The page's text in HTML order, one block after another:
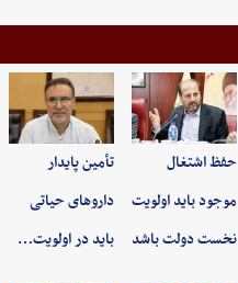
حفظ اشتغال
موجود باید اولویت
نخست دولت باشد
تأمین پایدار
داروهای حیاتی
باید در اولویت…